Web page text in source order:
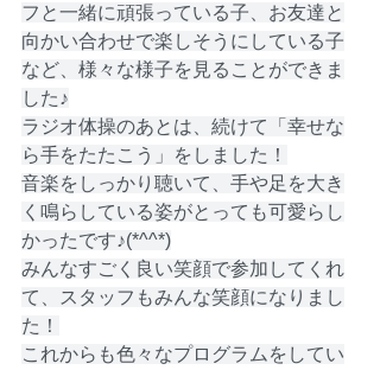
フと一緒に頑張っている子、お友達と
向かい合わせで楽しそうにしている子
など、様々な様子を見ることができま
した♪
ラジオ体操のあとは、続けて「幸せな
ら手をたたこう」をしました！
音楽をしっかり聴いて、手や足を大き
く鳴らしている姿がとっても可愛らし
かったです♪(*^^*)
みんなすごく良い笑顔で参加してくれ
て、スタッフもみんな笑顔になりまし
た！
これからも色々なプログラムをしてい